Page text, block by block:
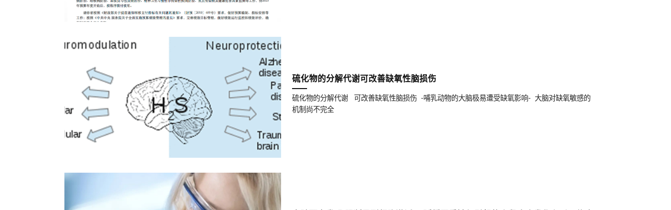
硫化物的分解代谢可改善缺氧性脑损伤
硫化物的分解代谢 可改善缺氧性脑损伤 -哺乳动物的大脑极易遭受缺氧影响- 大脑对缺氧敏感的
机制尚不完全